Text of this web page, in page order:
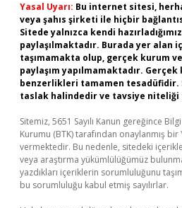
Yasal Uyarı: Bu internet sitesi,
veya şahıs şirketi ile hiçbir
Sitede yalnızca kendi
paylaşılmaktadır. Burada yer alan
taşımamakta olup, gerçek kurum
paylaşım yapılmamaktadır.
benzerlikleri tamamen
taslak halindedir ve tavsiye niteliği
Sitemiz, 5651 Sayılı Kanun gereğince
Kurumu (BTK) tarafından onaylanmış bir
vermektedir. Bu nedenle, sitedeki
veya araştırma yükümlülüğümüz
yazdıkları içeriklerin sorumluluğunu
bu sorumluluğu kabul etmiş sayılırlar.